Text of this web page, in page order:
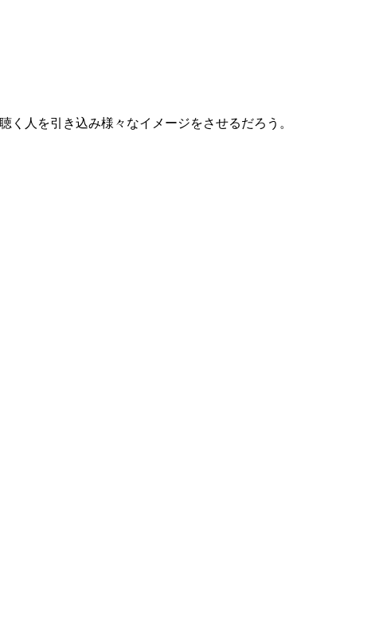
人を引き込み様々なイメージをさせるだろう。